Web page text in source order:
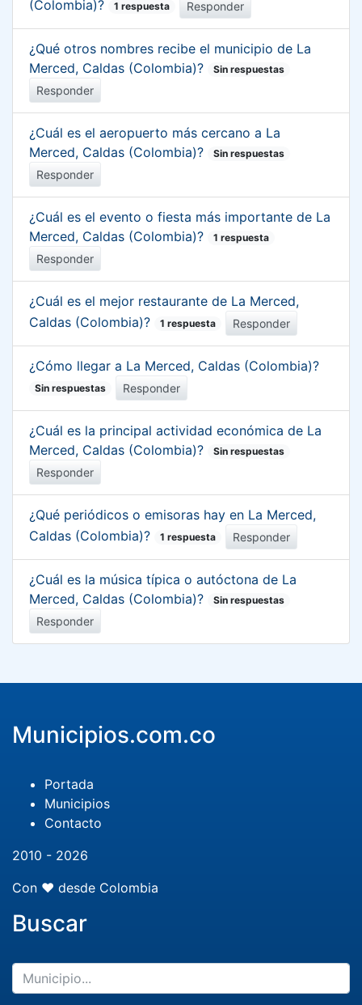
(Colombia)?
1 respuesta Responder
¿Qué otros nombres recibe el municipio de La
Merced, Caldas (Colombia)?
Sin respuestas
Responder
¿Cuál es el aeropuerto más cercano a La
Merced, Caldas (Colombia)?
Sin respuestas
Responder
¿Cuál es el evento o fiesta más importante de La
Merced, Caldas (Colombia)?
1 respuesta
Responder
¿Cuál es el mejor restaurante de La Merced,
Caldas (Colombia)?
1 respuesta Responder
¿Cómo llegar a La Merced, Caldas (Colombia)?
Sin respuestas Responder
¿Cuál es la principal actividad económica de La
Merced, Caldas (Colombia)?
Sin respuestas
Responder
¿Qué periódicos o emisoras hay en La Merced,
Caldas (Colombia)?
1 respuesta Responder
¿Cuál es la música típica o autóctona de La
Merced, Caldas (Colombia)?
Sin respuestas
Responder
Municipios.com.co
Portada
Municipios
Contacto
2010 - 2026
Con ❤️ desde Colombia
Buscar